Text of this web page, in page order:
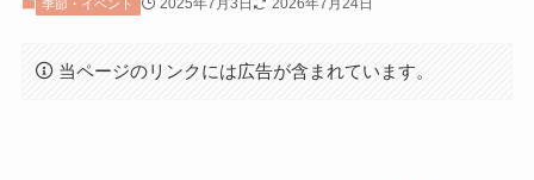
季節・イベント 2025年7月3日 2026年7月24日
当ページのリンクには広告が含まれています。